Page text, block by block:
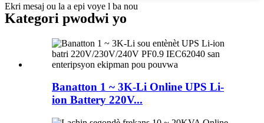
Ekri mesaj ou la a epi voye l ba nou
Kategori pwodwi yo
Banatton 1 ~ 3K-Li Online UPS Li-
ion Battery 220V...